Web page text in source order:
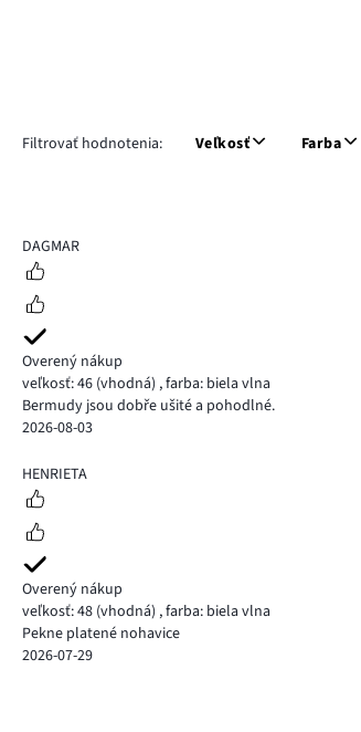
Filtrovať hodnotenia: Veľkosť Farba
5
DAGMAR
Overený nákup
veľkosť: 46 (vhodná) ,farba: biela vlna
Bermudy jsou dobře ušité a pohodlné.
2026-08-03
5
HENRIETA
Overený nákup
veľkosť: 48 (vhodná) ,farba: biela vlna
Pekne platené nohavice
2026-07-29